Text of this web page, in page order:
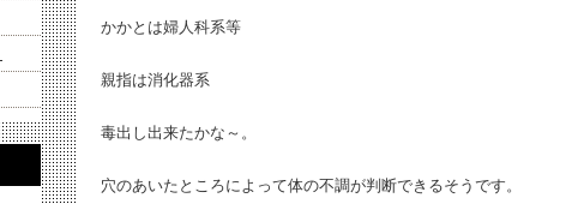
かかとは婦人科系等
親指は消化器系
毒出し出来たかな～。
穴のあいたところによって体の不調が判断できるそうです。